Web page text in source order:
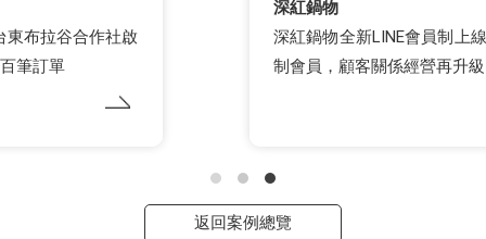
深紅鍋物全新LINE會員制上線，首創餐廳SS+訂閱
制會員，顧客關係經營再升級
返回案例總覽